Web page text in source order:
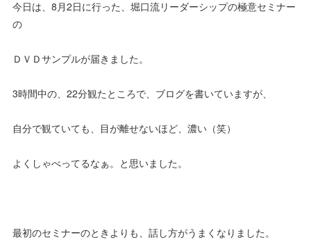
今日は、8月2日に行った、堀口流リーダーシップの極意セミナー
の
ＤＶＤサンプルが届きました。
3時間中の、22分観たところで、ブログを書いていますが、
自分で観ていても、目が離せないほど、濃い（笑）
よくしゃべってるなぁ。と思いました。
最初のセミナーのときよりも、話し方がうまくなりました。